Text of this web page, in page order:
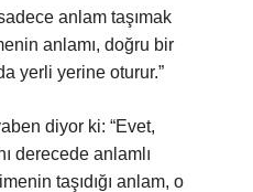
anlam taşımak
anlamı, doğru bir
yerli yerine oturur.”
diyor ki: “Evet,
derecede anlamlı
taşıdığı anlam, o